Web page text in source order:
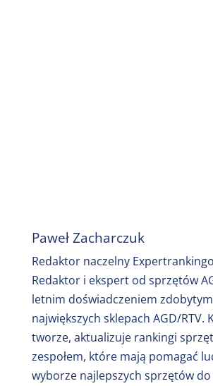
Paweł Zacharczuk
Redaktor naczelny
Redaktor i ekspert od sprzętów
letnim doświadczeniem
największych sklepach AGD/RTV.
tworze, aktualizuje rankingi
zespołem, które mają pomagać
wyborze najlepszych sprzętów do